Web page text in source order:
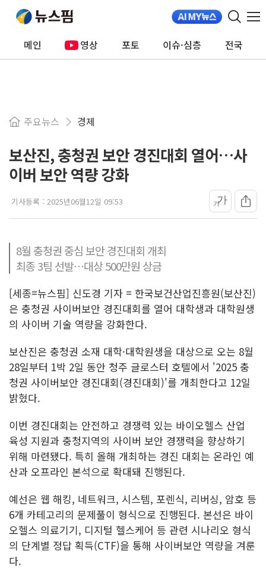
메인 영상 포토 이슈·심층 전국
주요뉴스 경제
보산진, 충청권 보안 경진대회 열어…사
이버 보안 역량 강화
기사등록 : 2025년06월12일 09:53 가가
8월 충청권 중심 보안 경진대회 개최
최종 3팀 선발…대상 500만원 상금
[세종=뉴스핌] 신도경 기자 = 한국보건산업진흥원(보산진)
은 충청권 사이버보안 경진대회를 열어 대학생과 대학원생
의 사이버 기술 역량을 강화한다.
보산진은 충청권 소재 대학·대학원생을 대상으로 오는 8월
28일부터 1박 2일 동안 청주 글로스터 호텔에서 '2025 충
청권 사이버보안 경진대회(경진대회)'를 개최한다고 12일
밝혔다.
이번 경진대회는 안전하고 경쟁력 있는 바이오헬스 산업
육성 지원과 충청지역의 사이버 보안 경쟁력을 향상하기
위해 마련됐다. 특히 올해 개최하는 경진 대회는 온라인 예
산과 오프라인 본석으로 확대돼 진행된다.
예선은 웹 해킹, 네트워크, 시스템, 포렌식, 리버싱, 암호 등
6개 카테고리의 문제풀이 형식으로 진행된다. 본선은 바이
오헬스 의료기기, 디지털 헬스케어 등 관련 시나리오 형식
의 단계별 정답 획득(CTF)을 통해 사이버보안 역량을 겨룬
다.